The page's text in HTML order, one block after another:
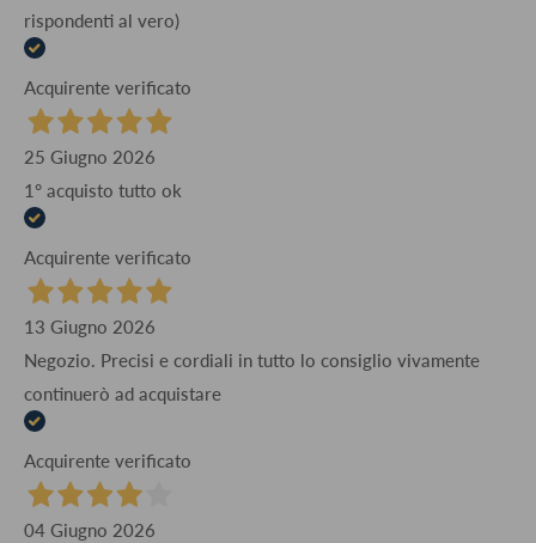
rispondenti al vero)
Acquirente verificato
25 Giugno 2026
1° acquisto tutto ok
Acquirente verificato
13 Giugno 2026
Negozio. Precisi e cordiali in tutto lo consiglio vivamente
continuerò ad acquistare
Acquirente verificato
04 Giugno 2026